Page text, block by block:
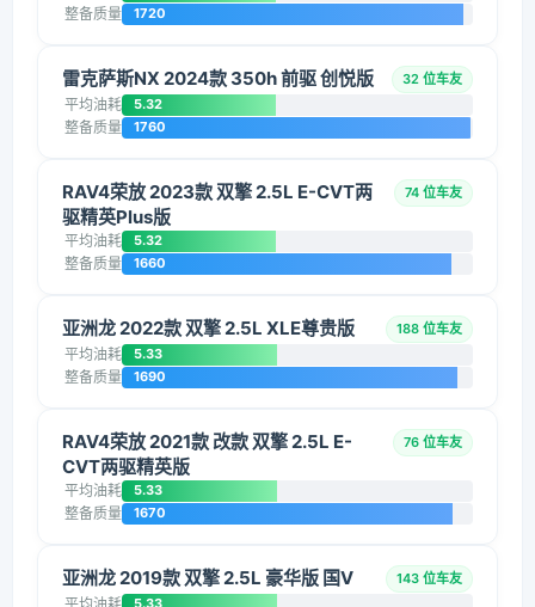
整备质量 1720
雷克萨斯NX 2024款 350h 前驱 创悦版 32 位车友
平均油耗 5.32
整备质量 1760
RAV4荣放 2023款 双擎 2.5L E-CVT两
驱精英Plus版
74 位车友
平均油耗 5.32
整备质量 1660
亚洲龙 2022款 双擎 2.5L XLE尊贵版 188 位车友
平均油耗 5.33
整备质量 1690
RAV4荣放 2021款 改款 双擎 2.5L E-
CVT两驱精英版
76 位车友
平均油耗 5.33
整备质量 1670
亚洲龙 2019款 双擎 2.5L 豪华版 国V 143 位车友
5.33